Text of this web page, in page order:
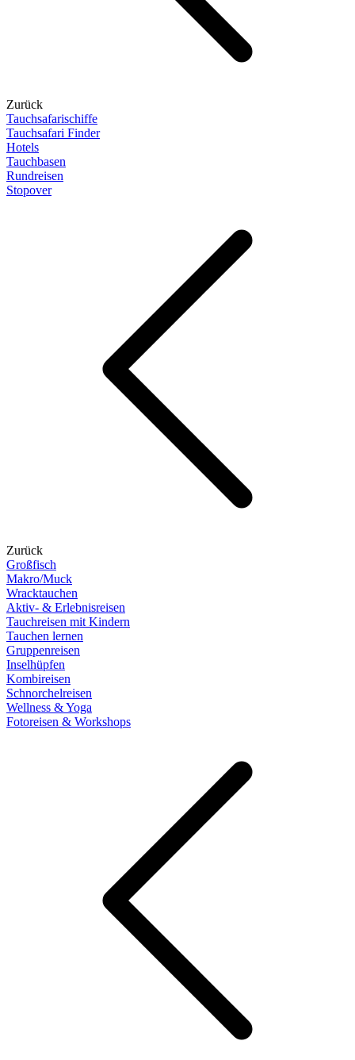
Zurück
Tauchsafarischiffe
Tauchsafari Finder
Hotels
Tauchbasen
Rundreisen
Stopover
Zurück
Großfisch
Makro/Muck
Wracktauchen
Aktiv- & Erlebnisreisen
Tauchreisen mit Kindern
Tauchen lernen
Gruppenreisen
Inselhüpfen
Kombireisen
Schnorchelreisen
Wellness & Yoga
Fotoreisen & Workshops